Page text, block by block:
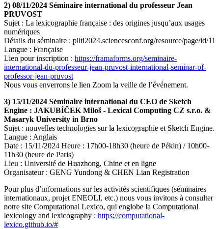
2) 08/11/2024 Séminaire international du professeur Jean
PRUVOST
Sujet : La lexicographie française : des origines jusqu’aux usages
numériques
Détails du séminaire : plltl2024.sciencesconf.org/resource/page/id/11
Langue : Française
Lien pour inscription : https://framaforms.org/seminaire-
international-du-professeur-jean-pruvost-international-seminar-of-
professor-jean-pruvost
Nous vous enverrons le lien Zoom la veille de l’événement.
3) 15/11/2024 Séminaire international du CEO de Sketch
Engine : JAKUBÍČEK Miloš - Lexical Computing CZ s.r.o. &
Masaryk University in Brno
Sujet : nouvelles technologies sur la lexicographie et Sketch Engine.
Langue : Anglais
Date : 15/11/2024 Heure : 17h00-18h30 (heure de Pékin) / 10h00-
11h30 (heure de Paris)
Lieu : Université de Huazhong, Chine et en ligne
Organisateur : GENG Yundong & CHEN Lian Registration
Pour plus d’informations sur les activités scientifiques (séminaires
internationaux, projet ENEOLI, etc.) nous vous invitons à consulter
notre site Computational Lexico, qui englobe la Computational
lexicology and lexicography : https://computational-
lexico.github.io/#